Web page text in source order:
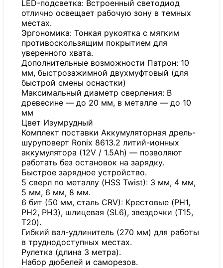
LED-подсветка: Встроенный светодиод
отлично освещает рабочую зону в темных
местах.
Эргономика: Тонкая рукоятка с мягким
противоскользящим покрытием для
уверенного хвата.
Дополнительные возможности Патрон: 10
мм, быстрозажимной двухмуфтовый (для
быстрой смены оснастки)
Максимальный диаметр сверления: В
древесине — до 20 мм, в металле — до 10
мм
Цвет Изумрудный
Комплект поставки Аккумуляторная дрель-
шуруповерт Ronix 8613.2 литий-ионных
аккумулятора (12V / 1.5Ah) — позволяют
работать без остановок на зарядку.
Быстрое зарядное устройство.
5 сверл по металлу (HSS Twist): 3 мм, 4 мм,
5 мм, 6 мм, 8 мм.
6 бит (50 мм, сталь CRV): Крестовые (PH1,
PH2, PH3), шлицевая (SL6), звездочки (T15,
T20).
Гибкий вал-удлинитель (270 мм) для работы
в труднодоступных местах.
Рулетка (длина 3 метра).
Набор дюбелей и саморезов.